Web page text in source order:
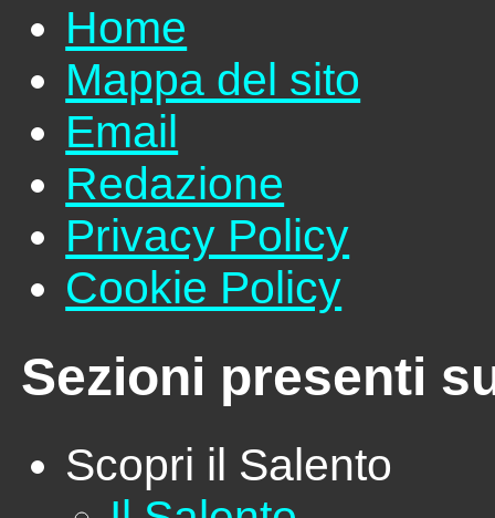
Home
Mappa del sito
Email
Redazione
Privacy Policy
Cookie Policy
Sezioni presenti
Scopri il Salento